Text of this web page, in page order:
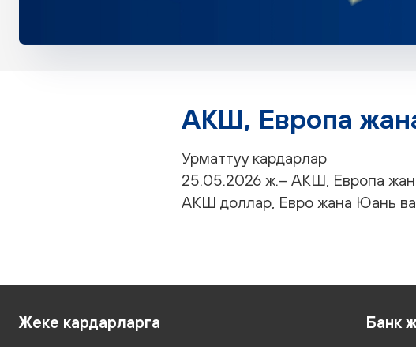
АКШ, Европа
Урматтуу кардарлар
25.05.2026 ж.– АКШ, Европа
АКШ доллар, Евро жана Юань
Жеке кардарларга Банк